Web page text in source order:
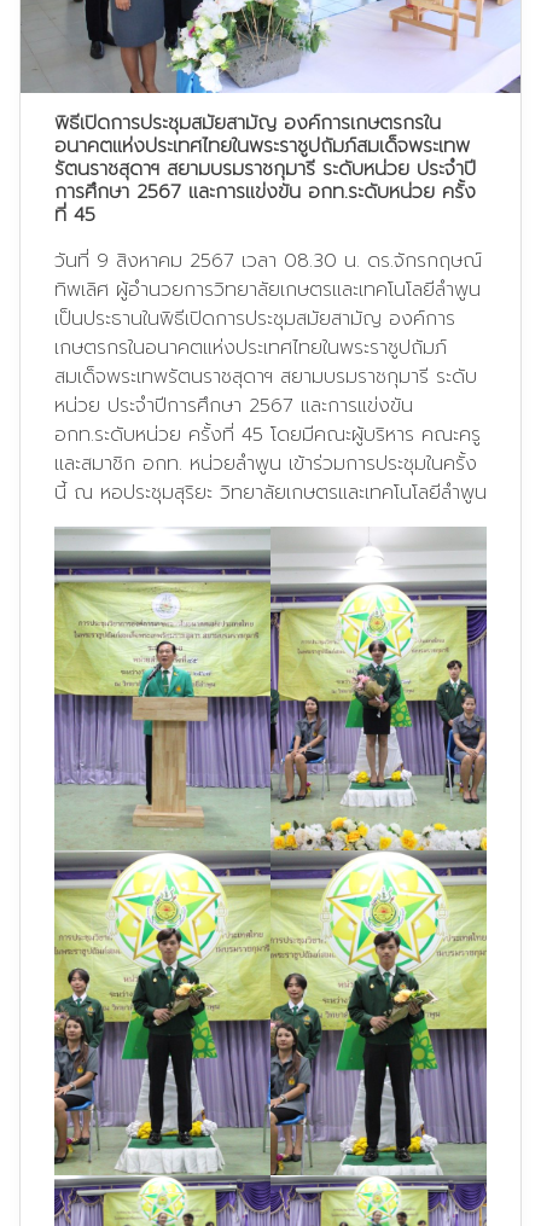
พิธีเปิดการประชุมสมัยสามัญ องค์การเกษตรกรใน
อนาคตแห่งประเทศไทยในพระราชูปถัมภ์สมเด็จพระเทพ
รัตนราชสุดาฯ สยามบรมราชกุมารี ระดับหน่วย ประจำปี
การศึกษา 2567 และการแข่งขัน อกท.ระดับหน่วย ครั้ง
ที่ 45
วันที่ 9 สิงหาคม 2567 เวลา 08.30 น. ดร.จักรกฤษณ์
ทิพเลิศ ผู้อำนวยการวิทยาลัยเกษตรและเทคโนโลยีลำพูน
เป็นประธานในพิธีเปิดการประชุมสมัยสามัญ องค์การ
เกษตรกรในอนาคตแห่งประเทศไทยในพระราชูปถัมภ์
สมเด็จพระเทพรัตนราชสุดาฯ สยามบรมราชกุมารี ระดับ
หน่วย ประจำปีการศึกษา 2567 และการแข่งขัน
อกท.ระดับหน่วย ครั้งที่ 45 โดยมีคณะผู้บริหาร คณะครู
และสมาชิก อกท. หน่วยลำพูน เข้าร่วมการประชุมในครั้ง
นี้ ณ หอประชุมสุริยะ วิทยาลัยเกษตรและเทคโนโลยีลำพูน